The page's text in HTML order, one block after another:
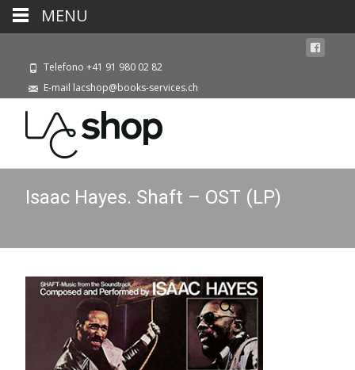
Telefono +41 91 980 02 82
E-mail lacshop@books-services.ch
Isaac Hayes. Shaft – OST (LP)
MENU